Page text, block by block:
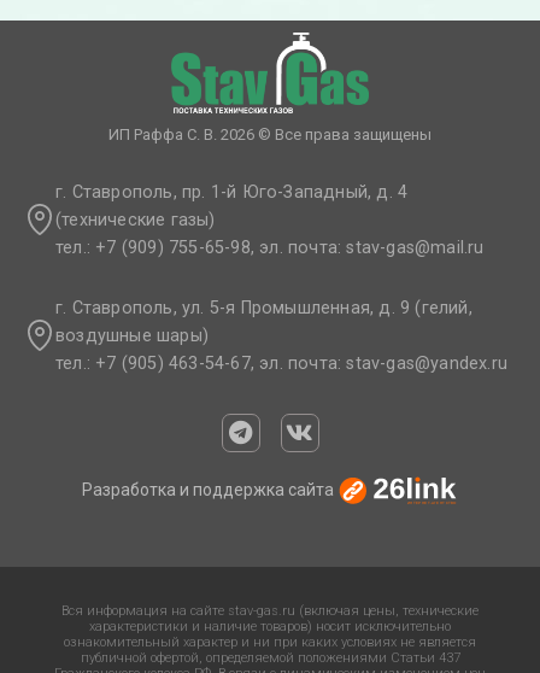
ИП Раффа С. В. 2026 © Все права защищены
г. Ставрополь, пр. 1-й Юго-Западный, д. 4
(технические газы)
тел.: +7 (909) 755-65-98, эл. почта: stav-gas@mail.ru​
г. Ставрополь, ул. 5-я Промышленная, д. 9 (гелий,
воздушные шары)
тел.: +7 (905) 463-54-67, эл. почта: stav-gas@yandex.ru​
Разработка и поддержка сайта
Вся информация на сайте stav-gas.ru (включая цены, технические
характеристики и наличие товаров) носит исключительно
ознакомительный характер и ни при каких условиях не является
публичной офертой, определяемой положениями Статьи 437